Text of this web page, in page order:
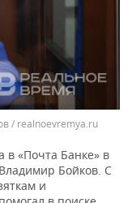
/ realnoevremya.ru
в «Почта Банке» в
Бойков. С
и